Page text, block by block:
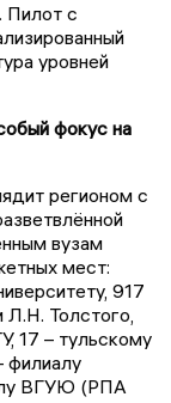
Пилот с
уровней
фокус на
регионом с
вузам
мест:
917
Л.Н. Толстого,
17 – тульскому
филиалу
ВГУЮ (РПА